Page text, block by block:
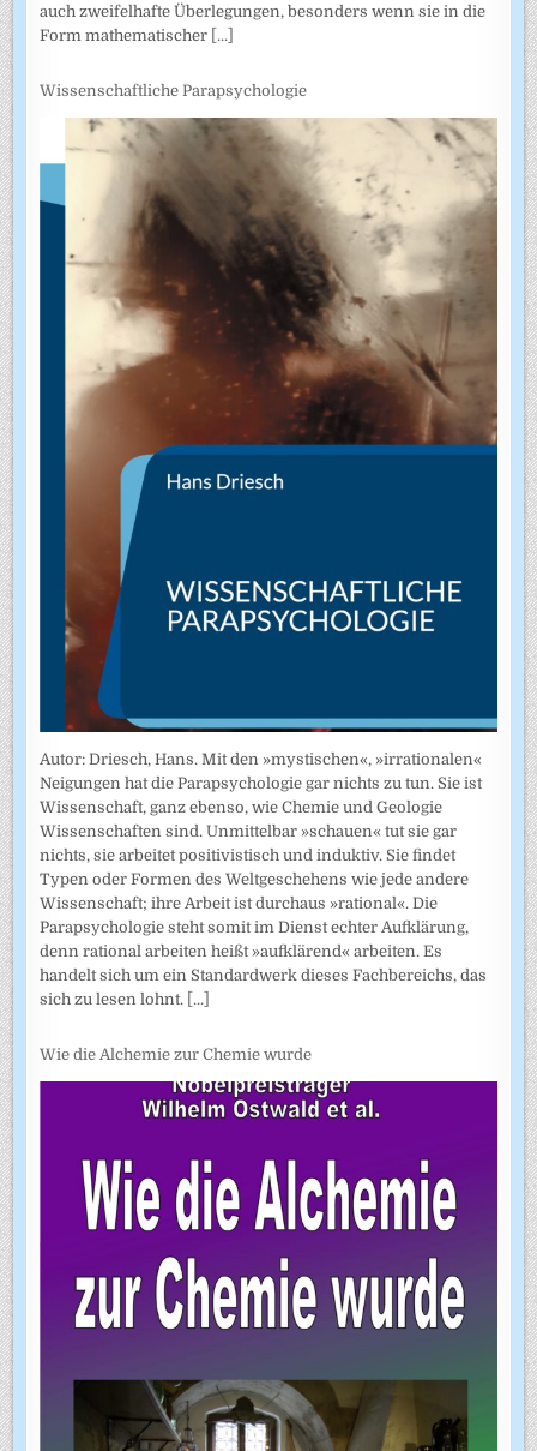
auch zweifel­hafte Überlegungen, besonders wenn sie in die
Form mathematischer [...]
Wissenschaftliche Parapsychologie
Autor: Driesch, Hans. Mit den »mystischen«, »irrationalen«
Neigungen hat die Parapsychologie gar nichts zu tun. Sie ist
Wissenschaft, ganz ebenso, wie Chemie und Geologie
Wissenschaften sind. Unmittelbar »schauen« tut sie gar
nichts, sie arbeitet positivistisch und induktiv. Sie findet
Typen oder Formen des Weltgeschehens wie jede andere
Wissenschaft; ihre Arbeit ist durchaus »rational«. Die
Parapsychologie steht somit im Dienst echter Aufklärung,
denn rational arbeiten heißt »aufklärend« arbeiten. Es
handelt sich um ein Standardwerk dieses Fachbereichs, das
sich zu lesen lohnt. [...]
Wie die Alchemie zur Chemie wurde